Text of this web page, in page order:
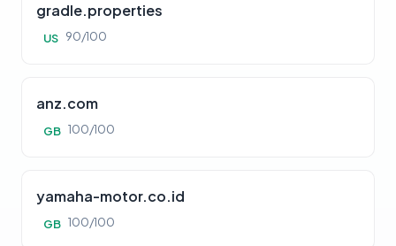
gradle.properties
US 90/100
anz.com
GB 100/100
yamaha-motor.co.id
GB 100/100